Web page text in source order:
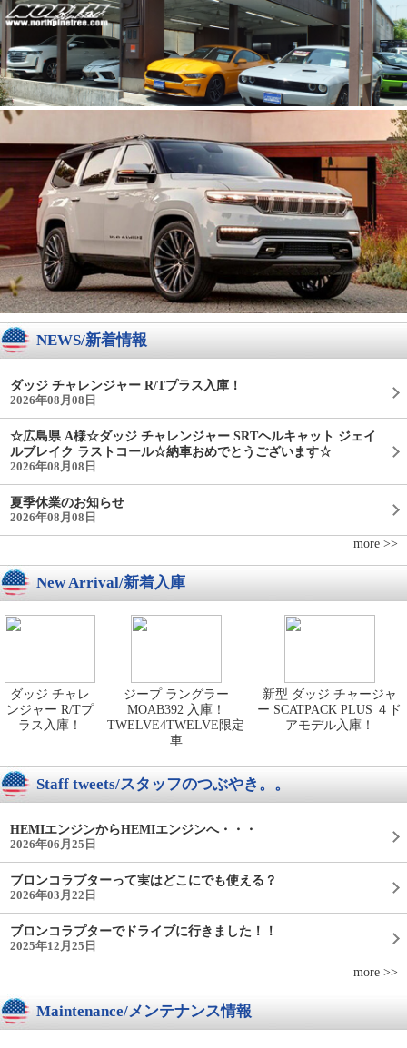
NEWS/新着情報
ダッジ チャレンジャー R/Tプラス入庫！
2026年08月08日
☆広島県 A様☆ダッジ チャレンジャー SRTヘルキャット ジェイ
ルブレイク ラストコール☆納車おめでとうございます☆
2026年08月08日
夏季休業のお知らせ
2026年08月08日
more >>
New Arrival/新着入庫
ダッジ チャレ
ンジャー R/Tプ
ラス入庫！
ジープ ラングラー
MOAB392 入庫！
TWELVE4TWELVE限定
車
新型 ダッジ チャージャ
ー SCATPACK PLUS ４ド
アモデル入庫！
Staff tweets/スタッフのつぶやき。。
HEMIエンジンからHEMIエンジンへ・・・
2026年06月25日
ブロンコラプターって実はどこにでも使える？
2026年03月22日
ブロンコラプターでドライブに行きました！！
2025年12月25日
more >>
Maintenance/メンテナンス情報